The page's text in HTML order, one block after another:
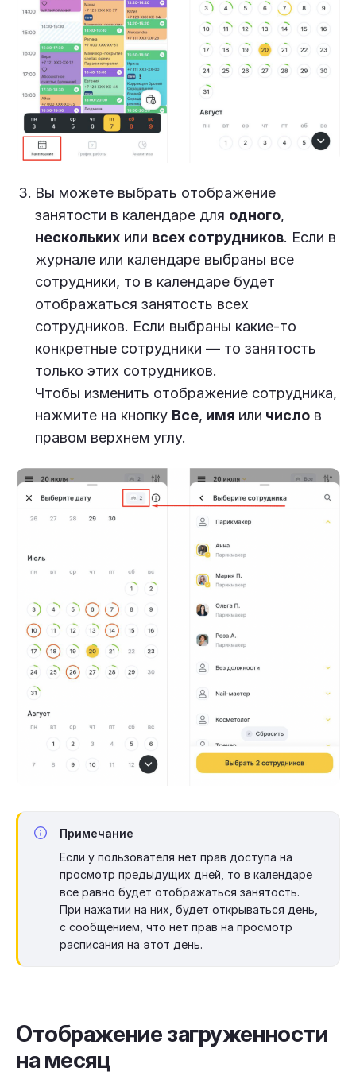
Вы можете выбрать отображение
занятости в календаре для одного,
нескольких или всех сотрудников. Если в
журнале или календаре выбраны все
сотрудники, то в календаре будет
отображаться занятость всех
сотрудников. Если выбраны какие-то
конкретные сотрудники — то занятость
только этих сотрудников.
Чтобы изменить отображение сотрудника,
нажмите на кнопку Все, имя или число в
правом верхнем углу.
Примечание
Если у пользователя нет прав доступа на
просмотр предыдущих дней, то в календаре
все равно будет отображаться занятость.
При нажатии на них, будет открываться день,
с сообщением, что нет прав на просмотр
расписания на этот день.
Отображение загруженности
на месяц